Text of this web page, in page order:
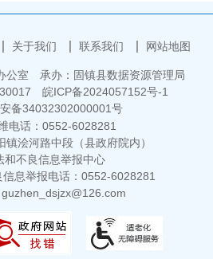
关于我们 联系我们 网站地图
公室
承办：固镇县数据资源管理局
皖ICP备2024057152号-1
备34032302000001号
电话：0552-6028281
镇浍河路中段（县政府院内）
和不良信息举报中心
息举报电话：0552-6028281